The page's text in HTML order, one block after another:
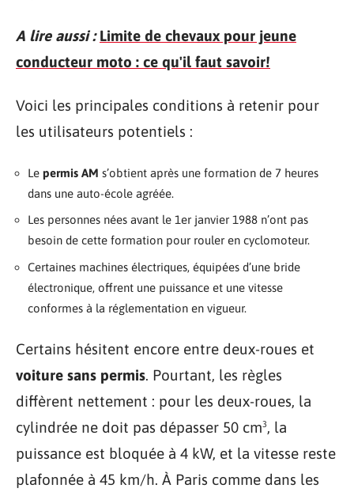
A lire aussi : Limite de chevaux pour jeune
conducteur moto : ce qu'il faut savoir!
Voici les principales conditions à retenir pour
les utilisateurs potentiels :
Le permis AM s’obtient après une formation de 7 heures
dans une auto-école agréée.
Les personnes nées avant le 1er janvier 1988 n’ont pas
besoin de cette formation pour rouler en cyclomoteur.
Certaines machines électriques, équipées d’une bride
électronique, offrent une puissance et une vitesse
conformes à la réglementation en vigueur.
Certains hésitent encore entre deux-roues et
voiture sans permis. Pourtant, les règles
diffèrent nettement : pour les deux-roues, la
cylindrée ne doit pas dépasser 50 cm³, la
puissance est bloquée à 4 kW, et la vitesse reste
plafonnée à 45 km/h. À Paris comme dans les